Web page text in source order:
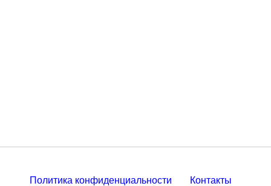
Политика конфиденциальности Контакты